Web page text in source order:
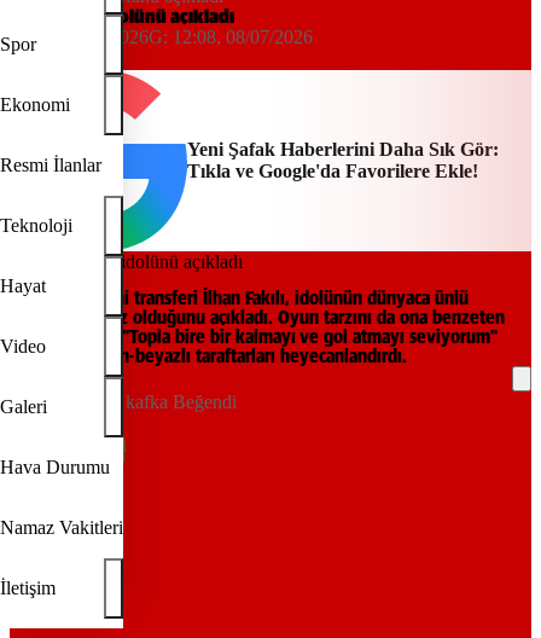
Spor
Ekonomi
Resmi İlanlar
Teknoloji
Hayat
Video
Galeri
Hava Durumu
Namaz Vakitleri
İletişim
İlhan Fakılı idolünü açıkladı
11:55, 08/07/2026G: 12:08, 08/07/2026
AA
Yeni Şafak Haberlerini Daha Sık Gör:
Tıkla ve Google'da Favorilere Ekle!
Beşiktaş'ın yeni transferi İlhan Fakılı, idolünün dünyaca ünlü
Brezilyalı yıldız olduğunu açıkladı. Oyun tarzını da ona benzeten
genç futbolcu, "Topla bire bir kalmayı ve gol atmayı seviyorum"
sözleriyle siyah-beyazlı taraftarları heyecanlandırdı.
kafka Beğendi
REKLAM